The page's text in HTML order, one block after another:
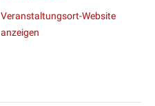
Veranstaltungsort-Website
anzeigen